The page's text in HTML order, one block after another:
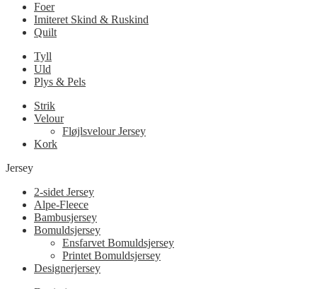
Foer
Imiteret Skind & Ruskind
Quilt
Tyll
Uld
Plys & Pels
Strik
Velour
Fløjlsvelour Jersey
Kork
Jersey
2-sidet Jersey
Alpe-Fleece
Bambusjersey
Bomuldsjersey
Ensfarvet Bomuldsjersey
Printet Bomuldsjersey
Designerjersey